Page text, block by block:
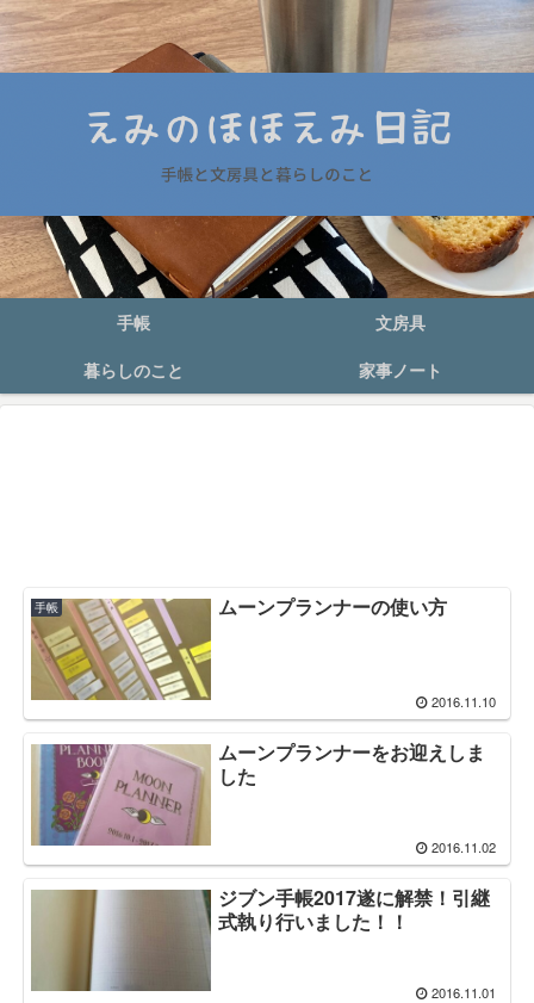
手帳
文房具
暮らしのこと
家事ノート
手帳 ムーンプランナーの使い方
2016.11.10
ムーンプランナーをお迎えしま
した
2016.11.02
ジブン手帳2017遂に解禁！引継
式執り行いました！！
2016.11.01